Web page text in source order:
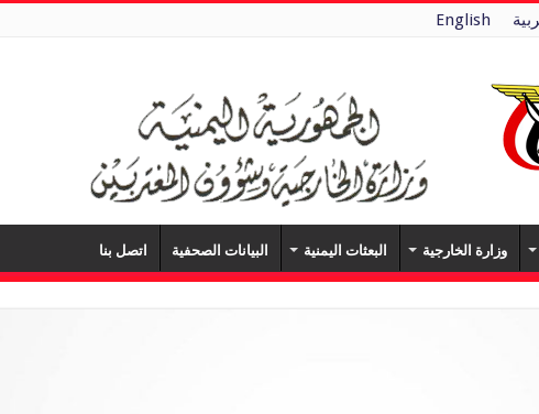
English
وزارة الخارجية البعثات اليمنية البيانات الصحفية اتصل بنا